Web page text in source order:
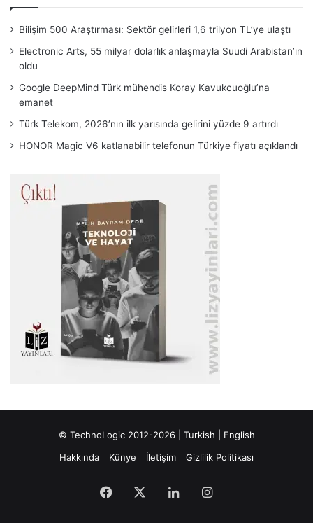
Bilişim 500 Araştırması: Sektör gelirleri 1,6 trilyon TL’ye ulaştı
Electronic Arts, 55 milyar dolarlık anlaşmayla Suudi Arabistan’ın
oldu
Google DeepMind Türk mühendis Koray Kavukcuoğlu’na
emanet
Türk Telekom, 2026’nın ilk yarısında gelirini yüzde 9 artırdı
HONOR Magic V6 katlanabilir telefonun Türkiye fiyatı açıklandı
© TechnoLogic 2012-2026 | Turkish
English
Hakkında
Künye İletişim Gizlilik Politikası
Facebook LinkedInInstagram